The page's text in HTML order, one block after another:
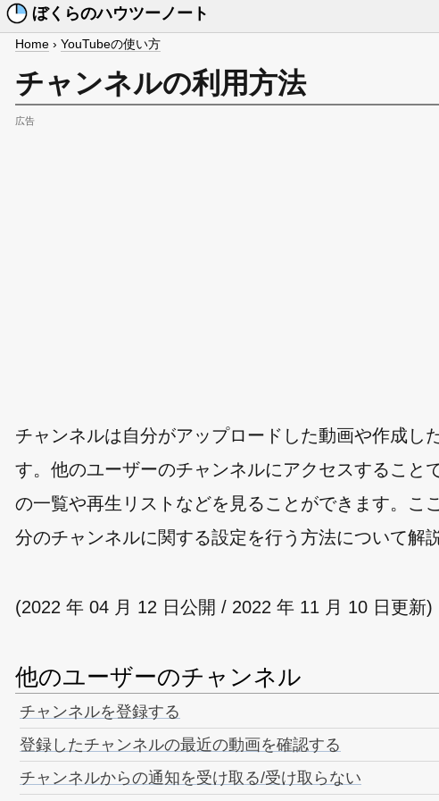
ぼくらのハウツーノート
Home › YouTubeの使い方
チャンネルの利用方法
広告
チャンネルは自分がアップロードした動画や作成
す。他のユーザーのチャンネルにアクセスすること
の一覧や再生リストなどを見ることができます。こ
分のチャンネルに関する設定を行う方法について解
(2022 年 04 月 12 日公開 / 2022 年 11 月 10 日更新)
他のユーザーのチャンネル
チャンネルを登録する
登録したチャンネルの最近の動画を確認する
チャンネルからの通知を受け取る/受け取らない